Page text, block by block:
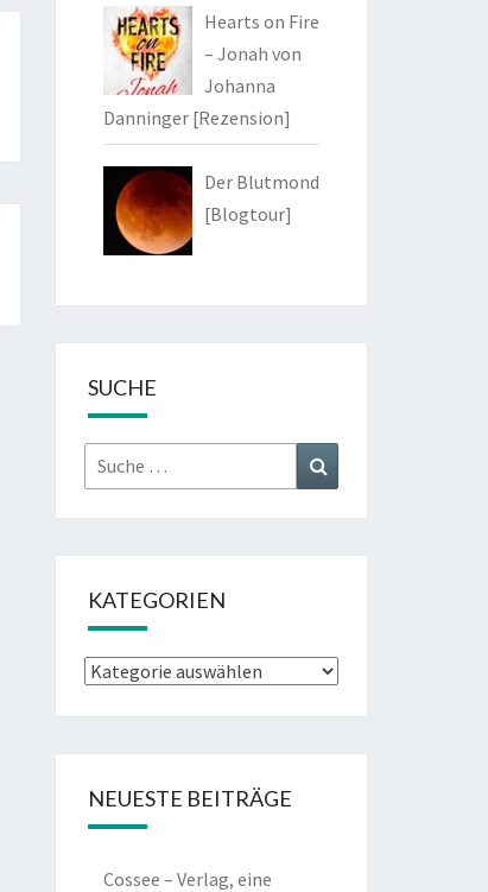
Hearts on Fire
– Jonah von
Johanna
Danninger [Rezension]
Der Blutmond
[Blogtour]
SUCHE
Suche
nach:
KATEGORIEN
Kategorien
NEUESTE BEITRÄGE
Cossee – Verlag, eine